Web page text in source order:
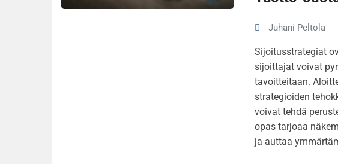
Juhani Peltola
Sijoitusstrategiat
sijoittajat voivat
tavoitteitaan.
strategioiden
voivat tehdä
opas tarjoaa
ja auttaa